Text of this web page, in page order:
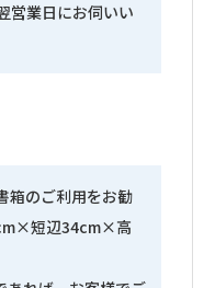
営業日にお伺いい
箱のご利用をお勧
短辺34cm×高